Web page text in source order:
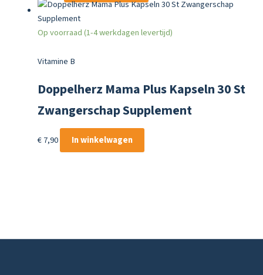
Op voorraad (1-4 werkdagen levertijd)
Vitamine B
Doppelherz Mama Plus Kapseln 30 St
Zwangerschap Supplement
€7,90 In winkelwagen